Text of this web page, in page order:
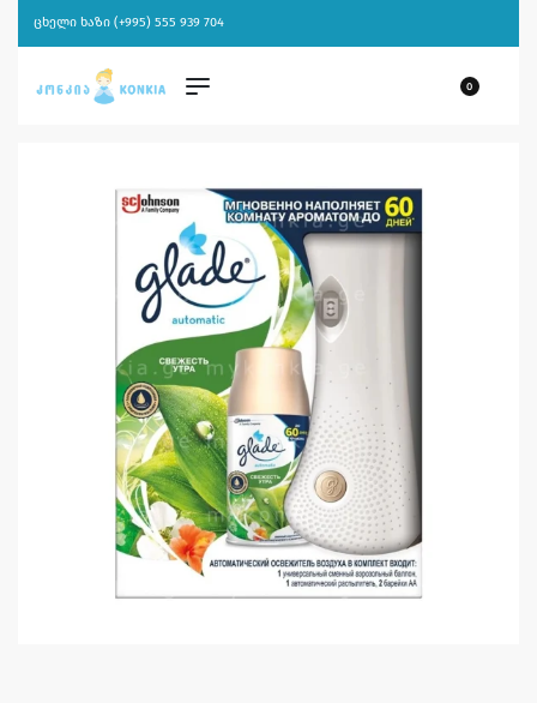
ცხელი ხაზი (+995) 555 939 704
0